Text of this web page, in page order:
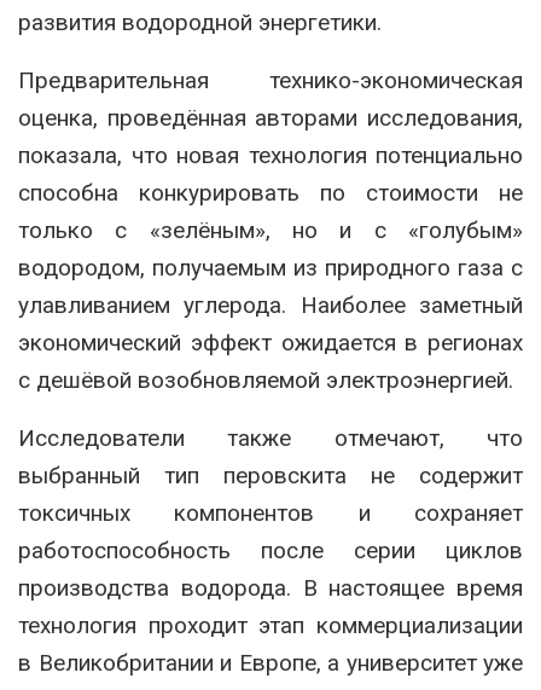
развития водородной энергетики.
Предварительная технико-экономическая
оценка, проведённая авторами исследования,
показала, что новая технология потенциально
способна конкурировать по стоимости не
только с «зелёным», но и с «голубым»
водородом, получаемым из природного газа с
улавливанием углерода. Наиболее заметный
экономический эффект ожидается в регионах
с дешёвой возобновляемой электроэнергией.
Исследователи также отмечают, что
выбранный тип перовскита не содержит
токсичных компонентов и сохраняет
работоспособность после серии циклов
производства водорода. В настоящее время
технология проходит этап коммерциализации
в Великобритании и Европе, а университет уже